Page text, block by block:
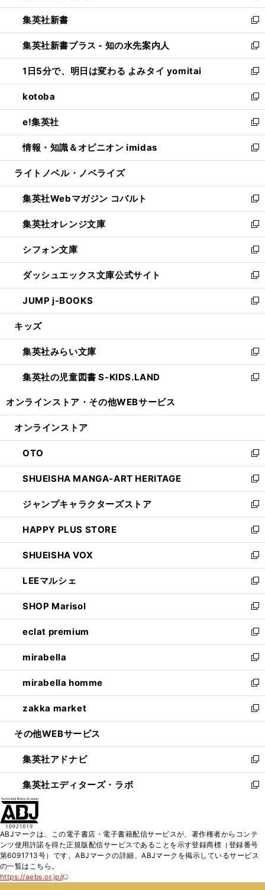
開
く
ウ
で
開
く
ウ
ィ
ン
ド
ウ
で
開
く
し
い
ウ
ィ
ン
ド
ウ
で
開
く
集英社新書
新
し
い
ウ
ィ
ン
ド
ウ
で
開
く
集英社新書プラス - 知の水先案内人
新
し
い
ウ
ィ
ン
ド
ウ
で
開
1日5分で、明日は変わる よみタイ yomitai
新
し
い
ウ
ィ
ン
ド
ウ
開
く
kotoba
新
し
い
ウ
ィ
ン
ウ
で
開
く
e!集英社
新
し
い
ウ
ン
ド
ウ
で
開
く
情報・知識＆オピニオン imidas
新
し
ウ
ィ
ン
ド
ウ
で
開
く
ライトノベル・ノベライズ
集英社Webマガジン コバルト
新
し
い
ウ
ィ
ン
ド
ウ
で
開
集英社オレンジ文庫
新
し
い
ウ
ィ
ン
ド
ウ
開
く
シフォン文庫
新
し
い
ウ
ィ
ン
ウ
で
開
く
ダッシュエックス文庫公式サイト
新
し
い
ウ
ン
ド
ウ
で
JUMP j-BOOKS
新
し
ウ
ィ
ン
ド
開
キッズ
集英社みらい文庫
新
し
い
ン
ウ
で
開
く
集英社の児童図書 S-KIDS.LAND
新
ウ
ン
ド
ウ
で
開
く
オンラインストア・ その他WEBサービス
オンラインストア
OTO
新
し
い
ウ
ィ
ン
ド
ウ
で
開
く
SHUEISHA MANGA-ART HERITAGE
新
し
い
ウ
ィ
ン
ド
ウ
で
開
く
ジャンプキャラクターズストア
新
し
い
ウ
ィ
ン
ド
ウ
で
開
く
HAPPY PLUS STORE
新
し
い
ウ
ィ
ン
ド
ウ
で
開
く
SHUEISHA VOX
新
し
い
ウ
ィ
ン
ド
ウ
で
開
く
LEEマルシェ
新
し
い
ウ
ィ
ン
ド
ウ
で
開
く
SHOP Marisol
新
し
い
ウ
ィ
ン
ド
ウ
で
開
eclat premium
新
し
い
ウ
ィ
ン
ド
ウ
開
く
mirabella
新
し
い
ウ
ィ
ン
ウ
で
開
く
mirabella homme
新
し
い
ウ
ン
ド
ウ
で
zakka market
新
し
ウ
ィ
ン
ド
く
その他WEBサービス
集英社アドナビ
新
し
い
ド
ウ
で
集英社エディターズ・ラボ
新
ィ
ン
ド
ABJマークは、この電子書店・電子書籍配信サービスが、著作権者からコンテ
ンツ使用許諾を得た正規版配信サービスであることを示す登録商標（登録番号
第6091713号）です。ABJマークの詳細、ABJマークを掲示しているサービス
の一覧はこちら。
https://aebs.or.jp/
新